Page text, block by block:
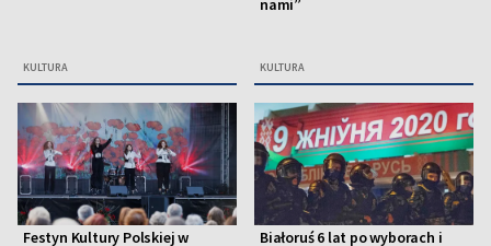
KULTURA
nami”
KULTURA
Festyn Kultury Polskiej w
Białoruś 6 lat po wyborach i